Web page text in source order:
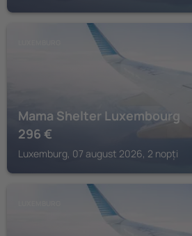
Mama Shelter Luxembourg
296 €
Luxemburg, 07 august 2026, 2 nopți